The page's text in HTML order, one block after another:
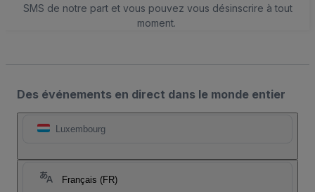
SMS de notre part et vous pouvez vous désinscrire à tout
moment.
Des événements en direct dans le monde entier
Luxembourg
Français (FR)